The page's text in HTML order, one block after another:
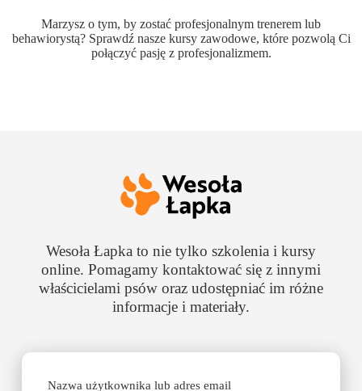
Marzysz o tym, by zostać profesjonalnym trenerem lub
behawiorystą? Sprawdź nasze kursy zawodowe, które pozwolą Ci
połączyć pasję z profesjonalizmem.
Wesoła Łapka to nie tylko szkolenia i kursy
online. Pomagamy kontaktować się z innymi
właścicielami psów oraz udostępniać im różne
informacje i materiały.
Nazwa użytkownika lub adres email